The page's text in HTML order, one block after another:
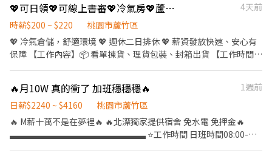
（約30度）
💖可日領💖可線上書審💖冷氣房💖蘆竹區！時薪200-220！
4天前
時薪$200 ~ $220
桃園市蘆竹區
💖 冷氣倉儲，舒適環境 💖 週休二日排休 💖 薪資發放快速、安心有
保障 【工作內容】📦 看單揀貨、理貨包裝、封箱出貨 【工作時間】
領、週領、或隔月5號領薪 【休假制度】 A班：休六日 B班：休一二
C班：休三四 D班：休五六 ✨ 表現佳 → 調薪機會高 ✨ 提供機車位 ✨
環境舒適、工作簡單好上手 📲 截圖此職缺 + 姓名 🔍 搜尋ID：0978-
🔥月10W 真的衝了 加班穩穩穩🔥
1週前
日薪$2240 ~ $4160
桃園市蘆竹區
🔥 M薪十萬不是在夢裡🔥 🔥北漂獨家提供宿舍 免水電 免押金🔥
▃▃▃▃▃▃▃▃▃▃▃▃▃▃▃▃ ⭐️工作時間 日班時間08:00-